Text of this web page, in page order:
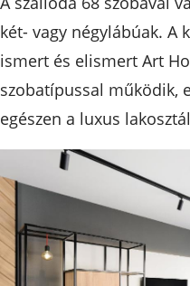
két- vagy négylábúak. A
ismert és elismert Art
szobatípussal működik,
egészen a luxus